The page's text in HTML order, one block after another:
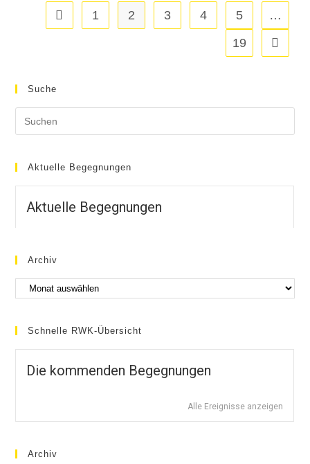
1 2 3 4 5
…
19
Suche
Aktuelle Begegnungen
Aktuelle Begegnungen
Archiv
Schnelle RWK-Übersicht
Die kommenden Begegnungen
Alle Ereignisse anzeigen
Archiv